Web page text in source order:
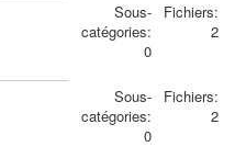
Sous-
catégories:
0
Fichiers:
2
Sous-
catégories:
0
Fichiers:
2